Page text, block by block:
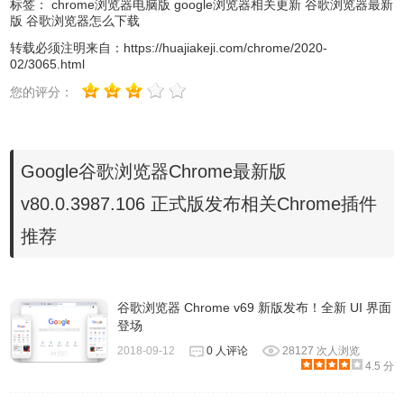
wOTq1pFmspg_80.0.3987.106/
wOTq1pFmspg_80.0.3987.106/
https://www.google.com/dl/release2/chrome/Tjuca0jief-
wOTq1pFmspg_80.0.3987.106/
https://redirector.gvt1.com/edgedl/release2/chrome/Tjuca0jief-
wOTq1pFmspg_80.0.3987.106/
Google Chrome v80.0.3987.106 无更新功能版 32位
450AA666804964123FF2045B3AE9115EC81821DA
SHA256：
标签： chrome浏览器电脑版 google浏览器相关更新 谷歌浏览器最新
版 谷歌浏览器怎么下载
转载必须注明来自： https://huajiakeji.com/chrome/2020-
02/3065.html
您的评分：
Google谷歌浏览器Chrome最新版
v80.0.3987.106 正式版发布相关Chrome插件
推荐
谷歌浏览器 Chrome v69 新版发布！全新 UI 界面
登场
2018-09-12 0 人评论
28127 次人浏览
4.5 分